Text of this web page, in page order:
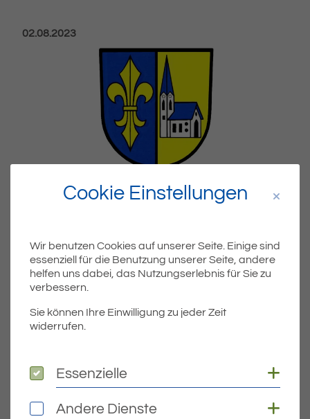
Veröffentlicht am:
02.08.2023
Erneute Bekanntmachung zur
Flächennutzungsplans im Bereich
„Irisstraße West“
ÖFFENTLICHE BEKANNTMACHUNGEN
Erneute Bekanntmachung zur 2. Änderung des
Die Versammlung des
Gemeindeverwaltungsverbandes…
Cookie Einstellungen
Wir benutzen Cookies auf unserer Seite. Einige sind
essenziell für die Benutzung unserer Seite, andere
helfen uns dabei, das Nutzungserlebnis für Sie zu
verbessern.
Sie können Ihre Einwilligung zu jeder Zeit
widerrufen.
Essenzielle
Essenzielle
Andere Dienste
Andere Dienste